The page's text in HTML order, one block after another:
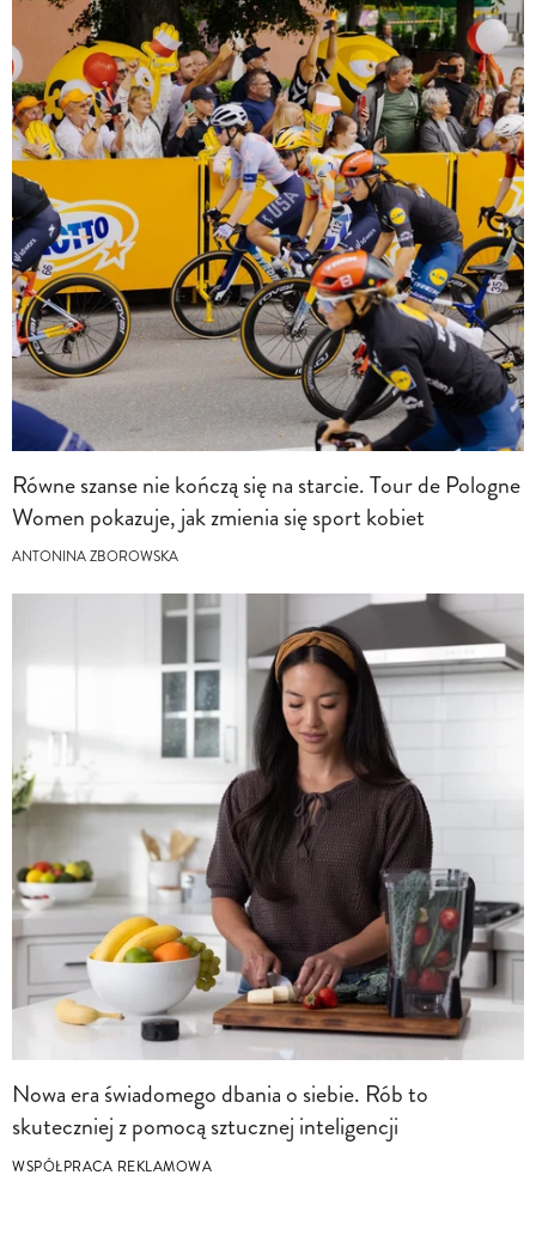
Równe szanse nie kończą się na starcie. Tour de Pologne
Women pokazuje, jak zmienia się sport kobiet
ANTONINA ZBOROWSKA
Nowa era świadomego dbania o siebie. Rób to
skuteczniej z pomocą sztucznej inteligencji
WSPÓŁPRACA REKLAMOWA